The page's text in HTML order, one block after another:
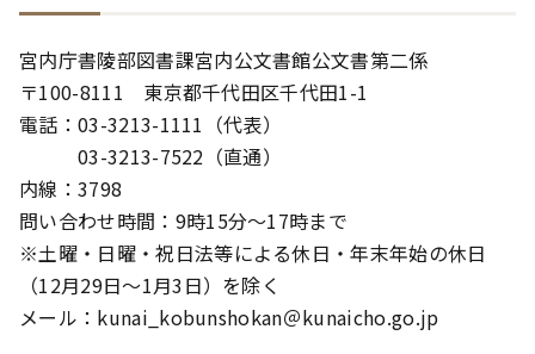
宮内庁書陵部図書課宮内公文書館公文書第二係
〒100-8111 東京都千代田区千代田1-1
電話：03-3213-1111（代表）
03-3213-7522（直通）
内線：3798
問い合わせ時間：9時15分～17時まで
※土曜・日曜・祝日法等による休日・年末年始の休日
（12月29日～1月3日）を除く
メール：kunai_kobunshokan＠kunaicho.go.jp